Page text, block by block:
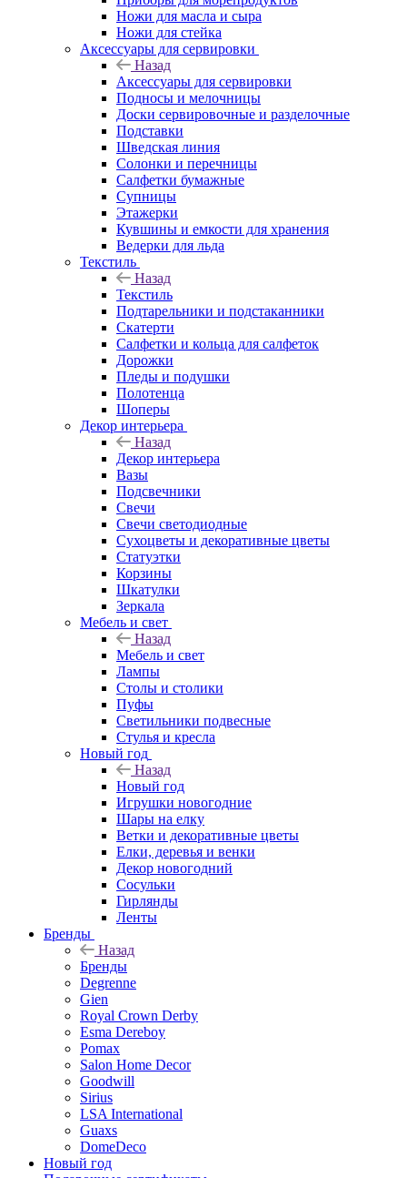
Ножи для масла и сыра
Ножи для стейка
Аксессуары для сервировки
Назад
Аксессуары для сервировки
Подносы и мелочницы
Доски сервировочные и разделочные
Подставки
Шведская линия
Солонки и перечницы
Салфетки бумажные
Супницы
Этажерки
Кувшины и емкости для хранения
Ведерки для льда
Текстиль
Назад
Текстиль
Подтарельники и подстаканники
Скатерти
Салфетки и кольца для салфеток
Дорожки
Пледы и подушки
Полотенца
Шоперы
Декор интерьера
Назад
Декор интерьера
Вазы
Подсвечники
Свечи
Свечи светодиодные
Сухоцветы и декоративные цветы
Статуэтки
Корзины
Шкатулки
Зеркала
Мебель и свет
Назад
Мебель и свет
Лампы
Столы и столики
Пуфы
Светильники подвесные
Стулья и кресла
Новый год
Назад
Новый год
Игрушки новогодние
Шары на елку
Ветки и декоративные цветы
Елки, деревья и венки
Декор новогодний
Сосульки
Гирлянды
Ленты
Бренды
Назад
Бренды
Degrenne
Gien
Royal Crown Derby
Esma Dereboy
Pomax
Salon Home Decor
Goodwill
Sirius
LSA International
Guaxs
DomeDeco
Новый год